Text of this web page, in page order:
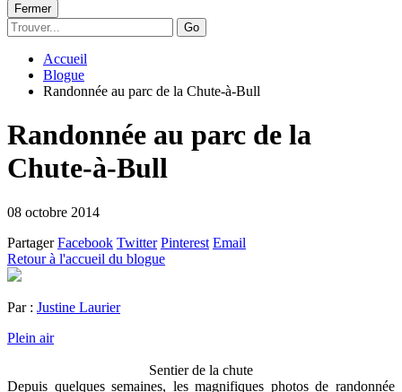
Fermer
Go
Accueil
Blogue
Randonnée au parc de la Chute-à-Bull
Randonnée au parc de la
Chute-à-Bull
08 octobre 2014
Partager Facebook Twitter Pinterest Email
Retour à l'accueil du blogue
Par : Justine Laurier
Plein air
Sentier de la chute
Depuis quelques semaines, les magnifiques photos de randonnée